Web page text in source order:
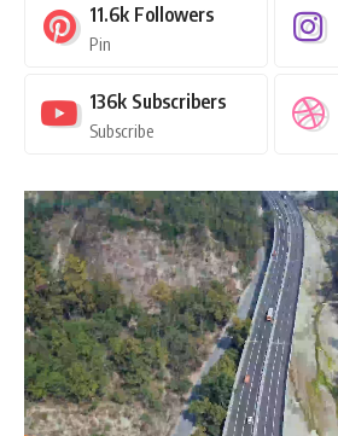
11.6k Followers
Pin
136k Subscribers
Subscribe